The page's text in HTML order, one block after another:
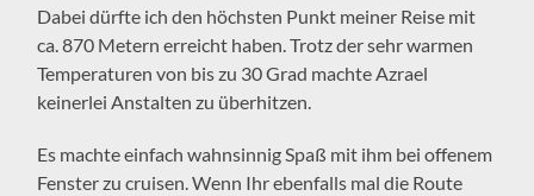
Dabei dürfte ich den höchsten Punkt meiner Reise mit
ca. 870 Metern erreicht haben. Trotz der sehr warmen
Temperaturen von bis zu 30 Grad machte Azrael
keinerlei Anstalten zu überhitzen.
Es machte einfach wahnsinnig Spaß mit ihm bei offenem
Fenster zu cruisen. Wenn Ihr ebenfalls mal die Route